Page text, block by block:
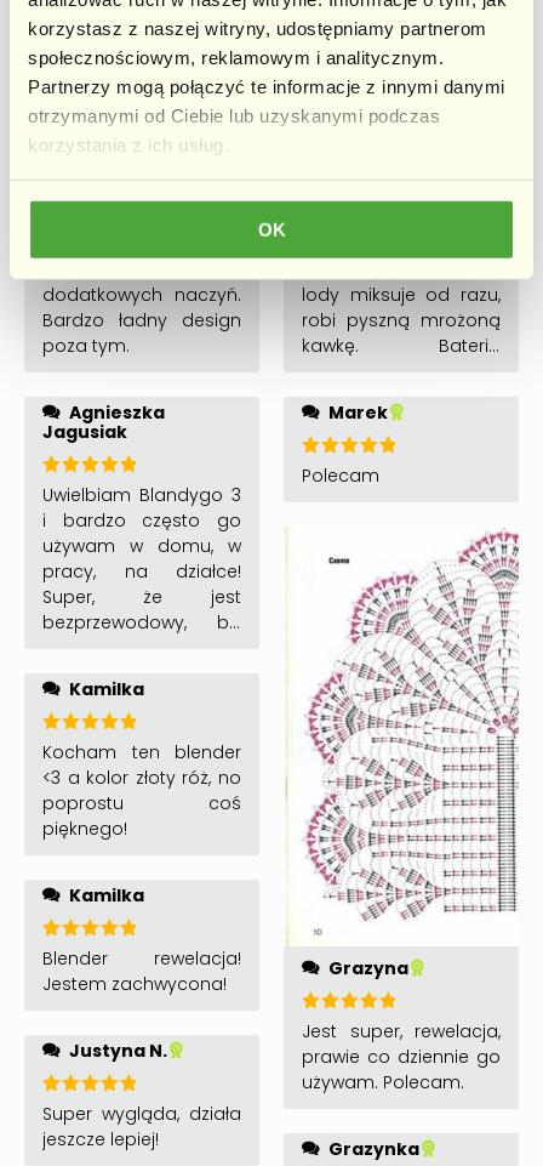
korzystasz z naszej witryny, udostępniamy partnerom
społecznościowym, reklamowym i analitycznym.
Partnerzy mogą połączyć te informacje z innymi danymi
otrzymanymi od Ciebie lub uzyskanymi podczas
korzystania z ich usług.
OK
poprzednim
blenderem. Koktajl z
mrożonych owoców
zrobiłam dosłownie w
sekundę.
Magdalena
dodatkowych naczyń.
Bardzo ładny design
poza tym.
Agnieszka
Jagusiak
Oceniono
5 na 5
Uwielbiam Blandygo 3
i bardzo często go
używam w domu, w
pracy, na działce!
Super, że jest
bezprzewodowy, bo
wszędzie!
Kamilka
Oceniono
5na 5
Kocham ten blender
<3 a kolor złoty róż, no
poprostu coś
pięknego!
Kamilka
Oceniono
5na 5
Blender rewelacja!
Jestem zachwycona!
Justyna N.
Oceniono
5na 5
Super wygląda, działa
jeszcze lepiej!
lody miksuje od razu,
robi pyszną mrożoną
kawkę. Bateria
wytrzymuje wiele użyć
🙂 🙂 🙂 Jak najbardziej
polecam 🙂
Marek
Oceniono
5 na 5
Polecam
Grazyna
Oceniono
5na 5
Jest super, rewelacja,
prawie co dziennie go
używam. Polecam.
Grazynka